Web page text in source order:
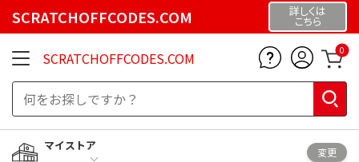
SCRATCHOFFCODES.COM 詳しくは
こちら
SCRATCHOFFCODES.COM 0
マイストア
変更